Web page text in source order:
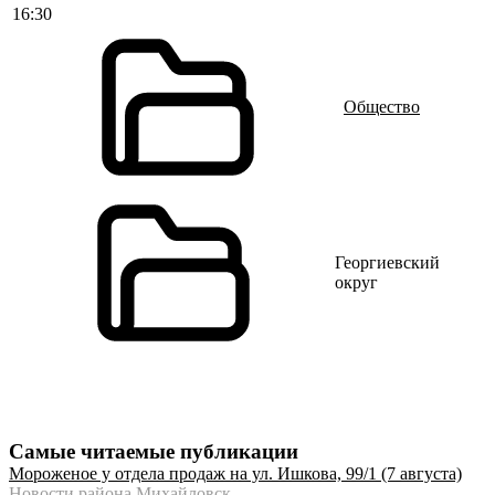
16:30
Общество
Георгиевский
округ
Самые читаемые публикации
Мороженое у отдела продаж на ул. Ишкова, 99/1 (7 августа)